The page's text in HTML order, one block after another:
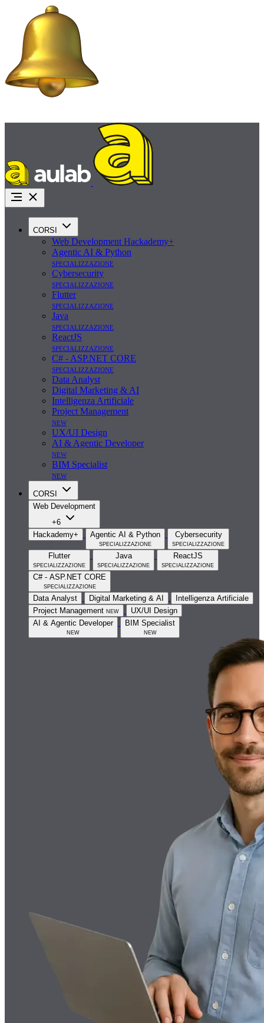
CORSI
Web Development Hackademy+
Agentic AI & Python
specializzazione
Cybersecurity
specializzazione
Flutter
specializzazione
Java
specializzazione
ReactJS
specializzazione
C# - ASP.NET CORE
specializzazione
Data Analyst
Digital Marketing & AI
Intelligenza Artificiale
Project Management
new
UX/UI Design
AI & Agentic Developer
new
BIM Specialist
new
CORSI
Web Development
+6
Hackademy+
Agentic AI & Python
specializzazione
Cybersecurity
specializzazione
Flutter
specializzazione
Java
specializzazione
ReactJS
specializzazione
C# - ASP.NET CORE
specializzazione
Data Analyst
Digital Marketing & AI
Intelligenza Artificiale
Project Management new
UX/UI Design
AI & Agentic Developer
new
BIM Specialist
new